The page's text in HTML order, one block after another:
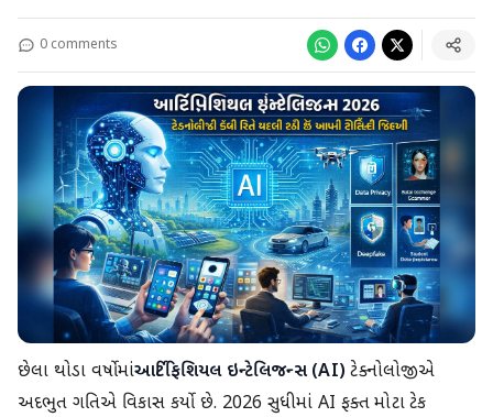
0 comments
છેલ્લા થોડા વર્ષોમાંઆર્ટિફિશિયલ ઇન્ટેલિજન્સ (AI) ટેક્નોલોજીએ
અદભુત ગતિએ વિકાસ કર્યો છે. 2026 સુધીમાં AI ફક્ત મોટા ટેક